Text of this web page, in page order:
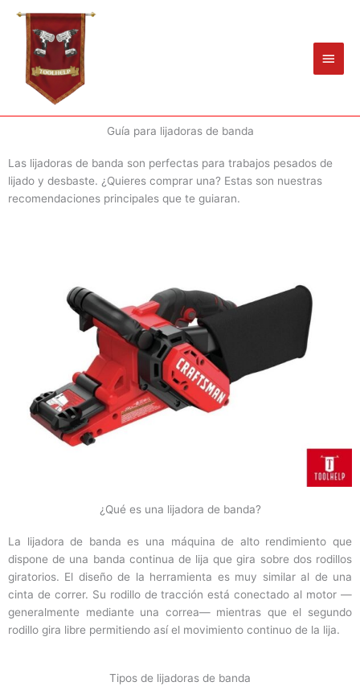
contenido
Guía para lijadoras de banda
Las lijadoras de banda son perfectas para trabajos pesados de
lijado y desbaste. ¿Quieres comprar una? Estas son nuestras
recomendaciones principales que te guiaran.
¿Qué es una lijadora de banda?
La lijadora de banda es una máquina de alto rendimiento que
dispone de una banda continua de lija que gira sobre dos rodillos
giratorios. El diseño de la herramienta es muy similar al de una
cinta de correr. Su rodillo de tracción está conectado al motor —
generalmente mediante una correa— mientras que el segundo
rodillo gira libre permitiendo así el movimiento continuo de la lija.
Tipos de lijadoras de banda